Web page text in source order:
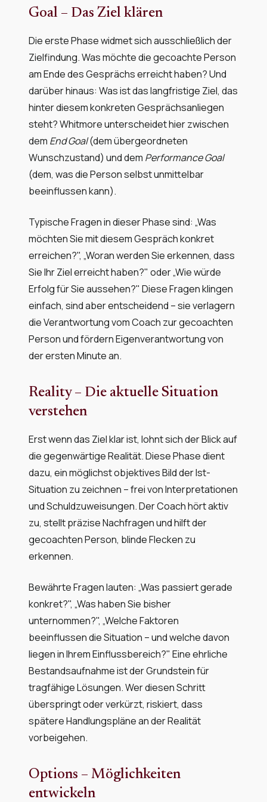
Goal – Das Ziel klären
Die erste Phase widmet sich ausschließlich der
Zielfindung. Was möchte die gecoachte Person
am Ende des Gesprächs erreicht haben? Und
darüber hinaus: Was ist das langfristige Ziel, das
hinter diesem konkreten Gesprächsanliegen
steht? Whitmore unterscheidet hier zwischen
dem End Goal(dem übergeordneten
Wunschzustand) und dem Performance Goal
(dem, was die Person selbst unmittelbar
beeinflussen kann).
Typische Fragen in dieser Phase sind: „Was
möchten Sie mit diesem Gespräch konkret
erreichen?", „Woran werden Sie erkennen, dass
Sie Ihr Ziel erreicht haben?" oder „Wie würde
Erfolg für Sie aussehen?" Diese Fragen klingen
einfach, sind aber entscheidend – sie verlagern
die Verantwortung vom Coach zur gecoachten
Person und fördern Eigenverantwortung von
der ersten Minute an.
Reality – Die aktuelle Situation
verstehen
Erst wenn das Ziel klar ist, lohnt sich der Blick auf
die gegenwärtige Realität. Diese Phase dient
dazu, ein möglichst objektives Bild der Ist-
Situation zu zeichnen – frei von Interpretationen
und Schuldzuweisungen. Der Coach hört aktiv
zu, stellt präzise Nachfragen und hilft der
gecoachten Person, blinde Flecken zu
erkennen.
Bewährte Fragen lauten: „Was passiert gerade
konkret?", „Was haben Sie bisher
unternommen?", „Welche Faktoren
beeinflussen die Situation – und welche davon
liegen in Ihrem Einflussbereich?" Eine ehrliche
Bestandsaufnahme ist der Grundstein für
tragfähige Lösungen. Wer diesen Schritt
überspringt oder verkürzt, riskiert, dass
spätere Handlungspläne an der Realität
vorbeigehen.
Options – Möglichkeiten
entwickeln